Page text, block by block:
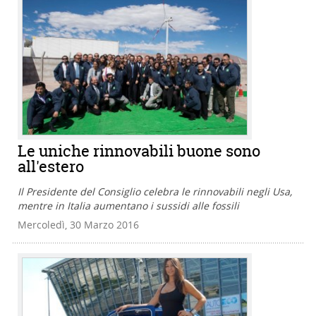
Le uniche rinnovabili buone sono
all'estero
Il Presidente del Consiglio celebra le rinnovabili negli Usa,
mentre in Italia aumentano i sussidi alle fossili
Mercoledì, 30 Marzo 2016